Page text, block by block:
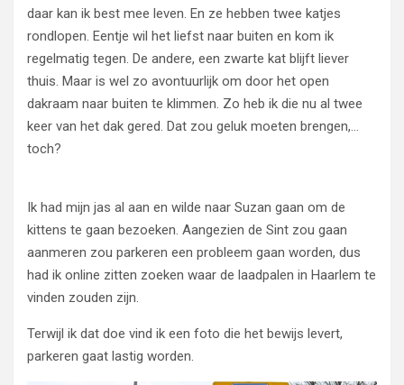
daar kan ik best mee leven. En ze hebben twee katjes
rondlopen. Eentje wil het liefst naar buiten en kom ik
regelmatig tegen. De andere, een zwarte kat blijft liever
thuis. Maar is wel zo avontuurlijk om door het open
dakraam naar buiten te klimmen. Zo heb ik die nu al twee
keer van het dak gered. Dat zou geluk moeten brengen,…
toch?
Ik had mijn jas al aan en wilde naar Suzan gaan om de
kittens te gaan bezoeken. Aangezien de Sint zou gaan
aanmeren zou parkeren een probleem gaan worden, dus
had ik online zitten zoeken waar de laadpalen in Haarlem te
vinden zouden zijn.
Terwijl ik dat doe vind ik een foto die het bewijs levert,
parkeren gaat lastig worden.